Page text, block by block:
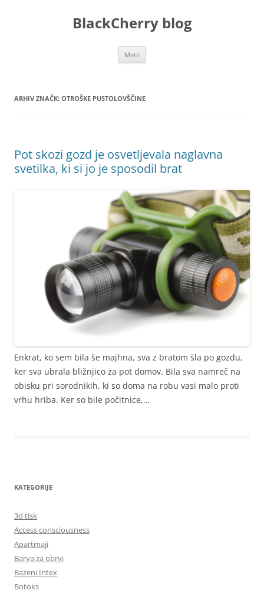
BlackCherry blog
Meni
ARHIV ZNAČK: OTROŠKE PUSTOLOVŠČINE
Pot skozi gozd je osvetljevala naglavna
svetilka, ki si jo je sposodil brat
Enkrat, ko sem bila še majhna, sva z bratom šla po gozdu,
ker sva ubrala bližnjico za pot domov. Bila sva namreč na
obisku pri sorodnikih, ki so doma na robu vasi malo proti
vrhu hriba. Ker so bile počitnice,…
KATEGORIJE
3d tisk
Access consciousness
Apartmaji
Barva za obrvi
Bazeni Intex
Botoks